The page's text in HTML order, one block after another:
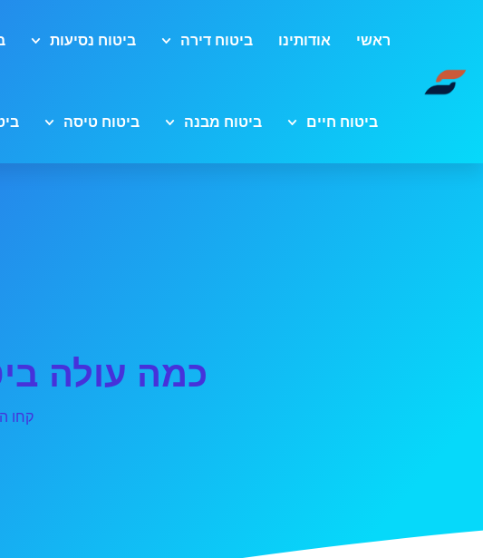
ראשי אודותינו ביטוח דירה ביטוח נסיעות
ביטוח חיים ביטוח מבנה ביטוח טיסה
כמה עולה
קחו